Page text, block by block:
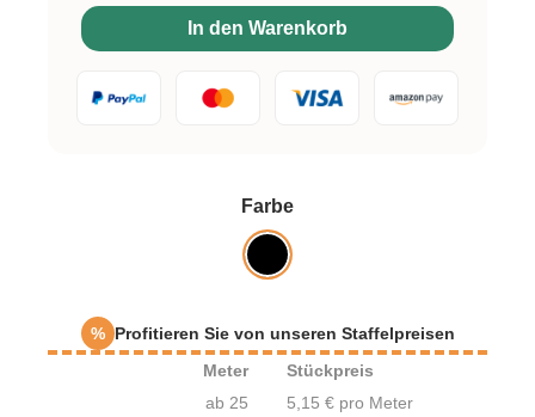
Farbeauswählen
% Profitieren Sie von unseren Staffelpreisen
Meter
Stückpreis
ab 25
5,15 € pro Meter
In den Warenkorb